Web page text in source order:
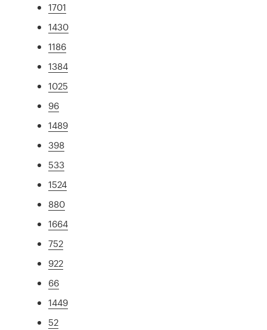
1701
1430
1186
1384
1025
96
1489
398
533
1524
880
1664
752
922
66
1449
52